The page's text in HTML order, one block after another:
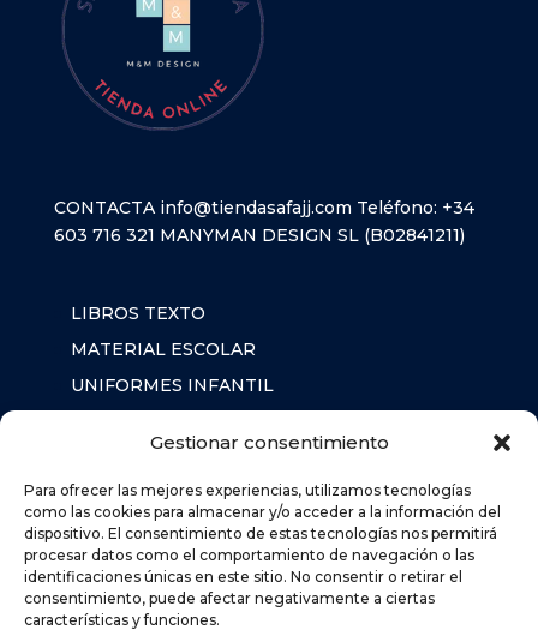
Gestionar consentimiento
Para ofrecer las mejores experiencias, utilizamos tecnologías
como las cookies para almacenar y/o acceder a la información del
dispositivo. El consentimiento de estas tecnologías nos permitirá
procesar datos como el comportamiento de navegación o las
identificaciones únicas en este sitio. No consentir o retirar el
consentimiento, puede afectar negativamente a ciertas
características y funciones.
CONTACTA info@tiendasafajj.com Teléfono: +34
603 716 321 MANYMAN DESIGN SL (B02841211)
LIBROS TEXTO
MATERIAL ESCOLAR
UNIFORMES INFANTIL
AVISO LEGAL
POLÍTICA DE PRIVACIDAD
POLÍTICA DE COOKIES (UE)